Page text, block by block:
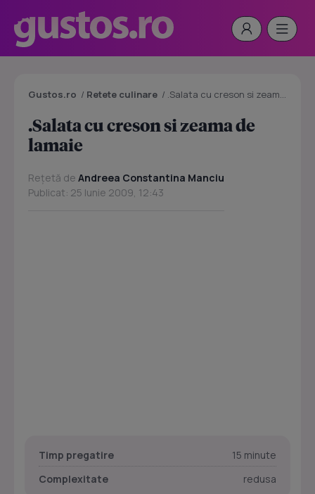
Gustos.ro / Retete culinare / .Salata cu creson si zeama de lamaie
.Salata cu creson si zeama de
lamaie
Rețetă de Andreea Constantina Manciu
Publicat: 25 Iunie 2009, 12:43
Timp pregatire
15 minute
Complexitate
redusa